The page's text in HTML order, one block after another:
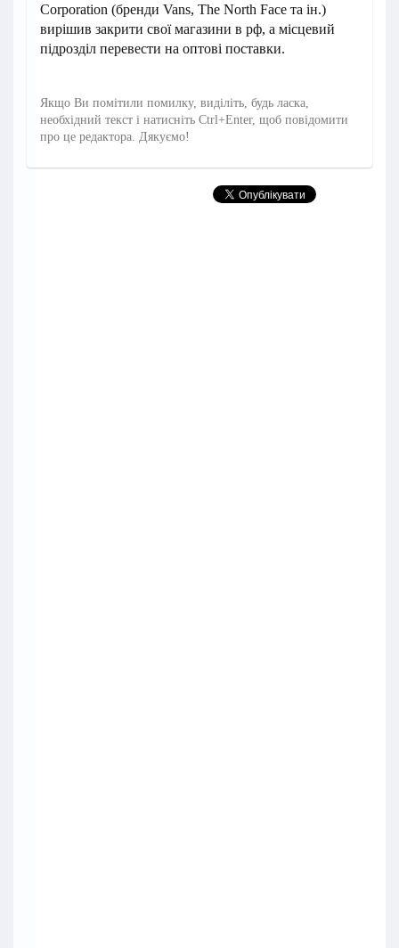
Corporation (бренди Vans, The North Face та ін.)
вирішив закрити свої магазини в рф, а місцевий
підрозділ перевести на оптові поставки.
Якщо Ви помітили помилку, виділіть, будь ласка,
необхідний текст і натисніть Ctrl+Enter, щоб повідомити
про це редактора. Дякуємо!